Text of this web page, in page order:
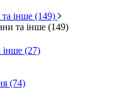
інше (149)
та інше (149)
(27)
(74)